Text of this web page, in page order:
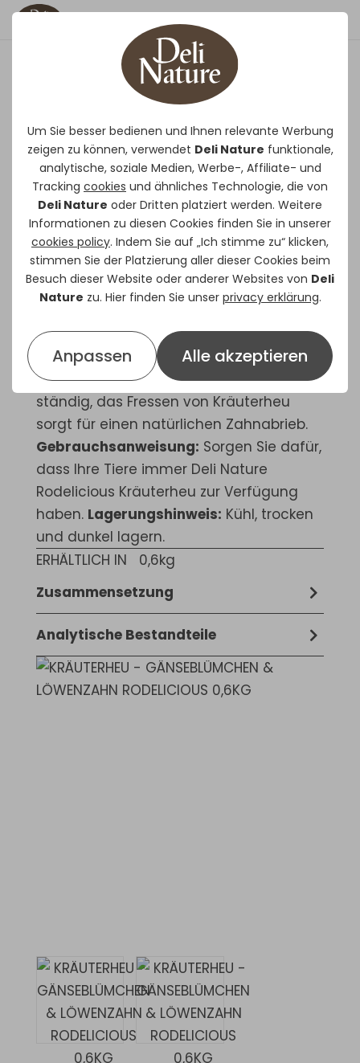
Um Sie besser bedienen und Ihnen relevante Werbung
zeigen zu können, verwendet Deli Nature funktionale,
analytische, soziale Medien, Werbe-, Affiliate- und
Tracking cookies und ähnliches Technologie, die von
Deli Nature oder Dritten platziert werden. Weitere
Informationen zu diesen Cookies finden Sie in unserer
cookies policy. Indem Sie auf „Ich stimme zu“ klicken,
stimmen Sie der Platzierung aller dieser Cookies beim
Besuch dieser Website oder anderer Websites von Deli
Nature zu. Hier finden Sie unser privacy erklärung.
Anpassen Alle akzeptieren
Kräuterheu - Gänseblümchen &
Löwenzahn Rodelicious
Ergänzungsfuttermittel für Kaninchen
und Nagetiere.Deli Nature ist ein
100%iges Naturprodukt und besteht aus
sonnengetrocknetem Heu von höchster
Qualität. Mit getrocknetem
Gänseblümchen und Löwenzahn für
noch mehr Abwechslung und
Darmflora und die langen Fasern fördern
eine gute Darmbewegung. Die Zähne
von Kaninchen und Nagetieren wachsen
ständig, das Fressen von Kräuterheu
sorgt für einen natürlichen Zahnabrieb.
Gebrauchsanweisung: Sorgen Sie dafür,
dass Ihre Tiere immer Deli Nature
Rodelicious Kräuterheu zur Verfügung
haben. Lagerungshinweis: Kühl, trocken
und dunkel lagern.
ERHÄLTLICH IN
0,6kg
Zusammensetzung
Kräuterheu, Gänseblümchen getrocknet
(2,5 %), Löwenzahnblätter getrocknet
(2,5 %)
Analytische Bestandteile
12,6% Rohprotein, 2,2% Rohfett, 25,1%
Rohfaser, 9,4% Rohasche, 0,70% Kalzium,